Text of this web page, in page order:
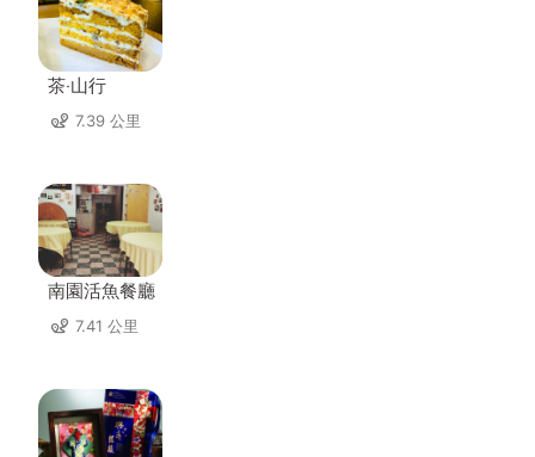
茶‧山行
7.39 公里
南園活魚餐廳
7.41 公里